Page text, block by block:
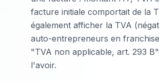
facture initiale comportait de la
également afficher la TVA
auto-entrepreneurs en
"TVA non applicable, art. 293
l'avoir.